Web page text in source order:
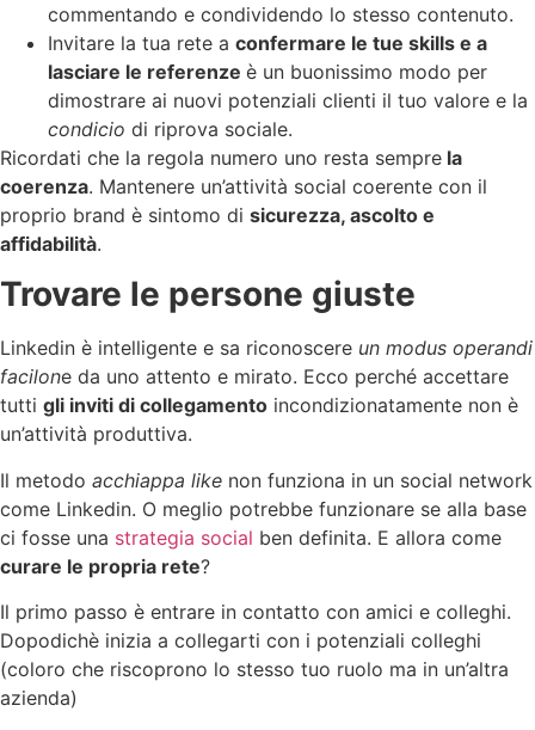
commentando e condividendo lo stesso contenuto.
Invitare la tua rete a confermare le tue skills e a
lasciare le referenze è un buonissimo modo per
dimostrare ai nuovi potenziali clienti il tuo valore e la
condicio di riprova sociale.
Ricordati che la regola numero uno resta sempre la
coerenza. Mantenere un’attività social coerente con il
proprio brand è sintomo di sicurezza, ascolto e
affidabilità.
Trovare le persone giuste
Linkedin è intelligente e sa riconoscere un modus operandi
facilone da uno attento e mirato. Ecco perché accettare
tutti gli inviti di collegamento incondizionatamente non è
un’attività produttiva.
Il metodo acchiappa like non funziona in un social network
come Linkedin. O meglio potrebbe funzionare se alla base
ci fosse una strategia social ben definita. E allora come
curare le propria rete?
Il primo passo è entrare in contatto con amici e colleghi.
Dopodichè inizia a collegarti con i potenziali colleghi
(coloro che riscoprono lo stesso tuo ruolo ma in un’altra
azienda)